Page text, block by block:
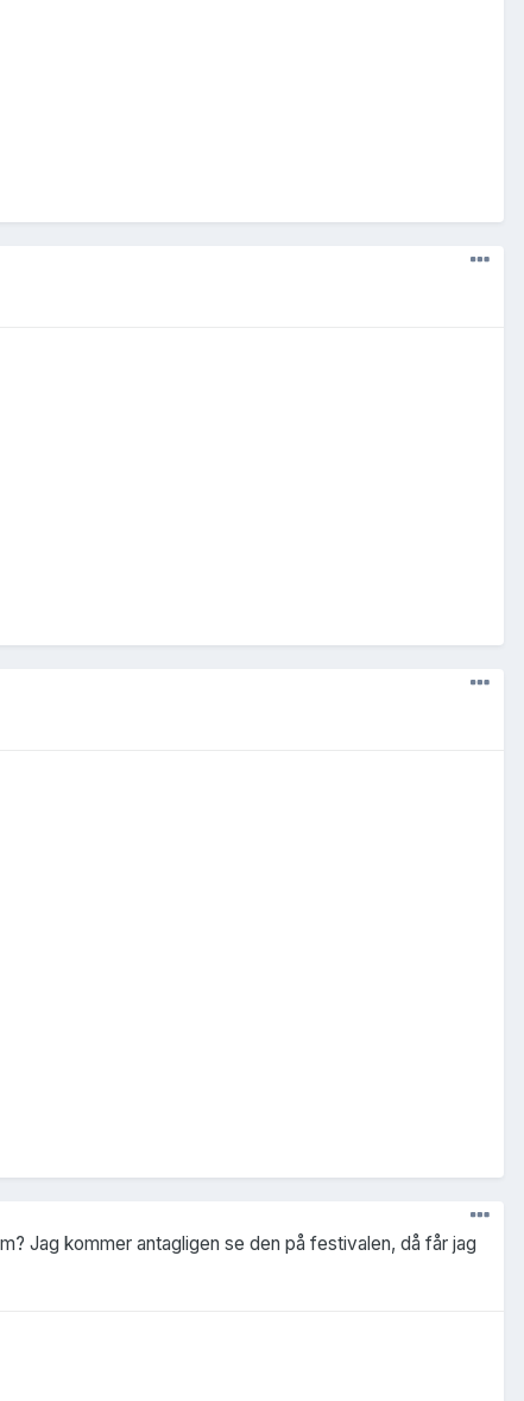
Jag kommer antagligen se den på festivalen, då får jag